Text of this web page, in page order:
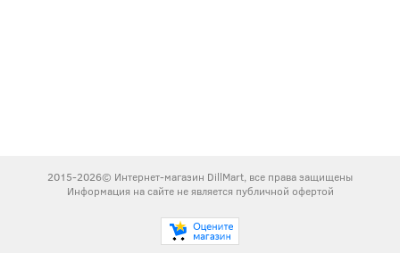
2015-2026© Интернет-магазин DillMart, все права защищены
Информация на сайте не является публичной офертой